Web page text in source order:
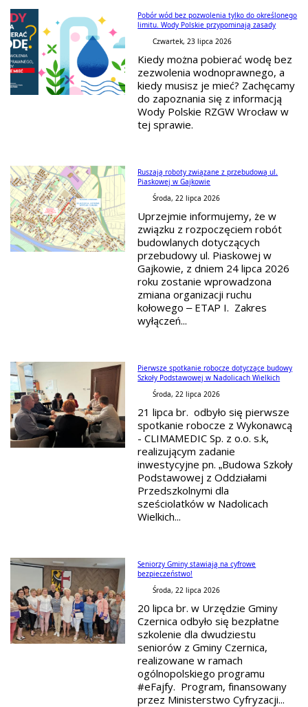
Pobór wód bez pozwolenia tylko do określonego
limitu. Wody Polskie przypominają zasady
Czwartek, 23 lipca 2026
Kiedy można pobierać wodę bez
zezwolenia wodnoprawnego, a
kiedy musisz je mieć? Zachęcamy
do zapoznania się z informacją
Wody Polskie RZGW Wrocław w
tej sprawie.
Ruszają roboty związane z przebudową ul.
Piaskowej w Gajkowie
Środa, 22 lipca 2026
Uprzejmie informujemy, że w
związku z rozpoczęciem robót
budowlanych dotyczących
przebudowy ul. Piaskowej w
Gajkowie, z dniem 24 lipca 2026
roku zostanie wprowadzona
zmiana organizacji ruchu
kołowego – ETAP I. Zakres
wyłączeń...
Pierwsze spotkanie robocze dotyczące budowy
Szkoły Podstawowej w Nadolicach Wielkich
Środa, 22 lipca 2026
21 lipca br. odbyło się pierwsze
spotkanie robocze z Wykonawcą
- CLIMAMEDIC Sp. z o.o. s.k,
realizującym zadanie
inwestycyjne pn. „Budowa Szkoły
Podstawowej z Oddziałami
Przedszkolnymi dla
sześciolatków w Nadolicach
Wielkich...
Seniorzy Gminy stawiają na cyfrowe
bezpieczeństwo!
Środa, 22 lipca 2026
20 lipca br. w Urzędzie Gminy
Czernica odbyło się bezpłatne
szkolenie dla dwudziestu
seniorów z Gminy Czernica,
realizowane w ramach
ogólnopolskiego programu
#eFajfy. Program, finansowany
przez Ministerstwo Cyfryzacji...